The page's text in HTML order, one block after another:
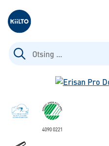
Kiilto Estonia
Otsi:
4090 0221